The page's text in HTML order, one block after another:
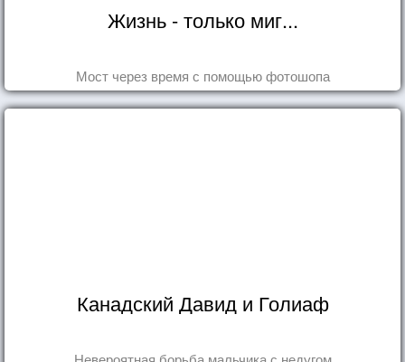
Жизнь - только миг...
Мост через время с помощью фотошопа
Канадский Давид и Голиаф